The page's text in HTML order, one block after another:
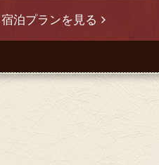
宿泊プランを見る